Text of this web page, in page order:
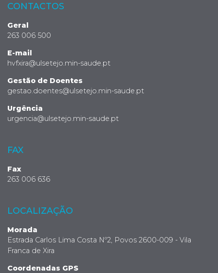
CONTACTOS
Geral
263 006 500
E-mail
hvfxira@ulsetejo.min-saude.pt
Gestão de Doentes
gestao.doentes@ulsetejo.min-saude.pt
Urgência
urgencia@ulsetejo.min-saude.pt
FAX
Fax
263 006 636
LOCALIZAÇÃO
Morada
Estrada Carlos Lima Costa Nº2, Povos 2600-009 - Vila
Franca de Xira
Coordenadas GPS